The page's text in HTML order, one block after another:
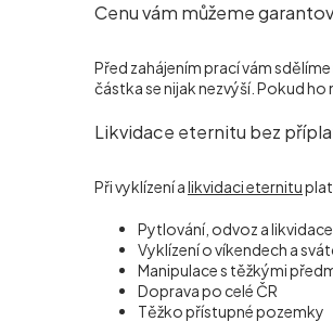
Cenu vám můžeme
Před zahájením prací vám
částka se nijak nezvýší. Pokud
Likvidace eternitu bez
Při vyklízení alikvidaci eternitu
Pytlování, odvoz a
Vyklízení o víkendech a
Manipulace s těžkými
Doprava po celé ČR
Těžko přístupné pozemky